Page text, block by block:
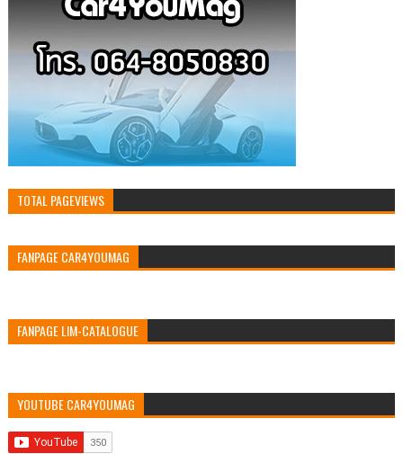
TOTAL PAGEVIEWS
FANPAGE CAR4YOUMAG
FANPAGE LIM-CATALOGUE
YOUTUBE CAR4YOUMAG